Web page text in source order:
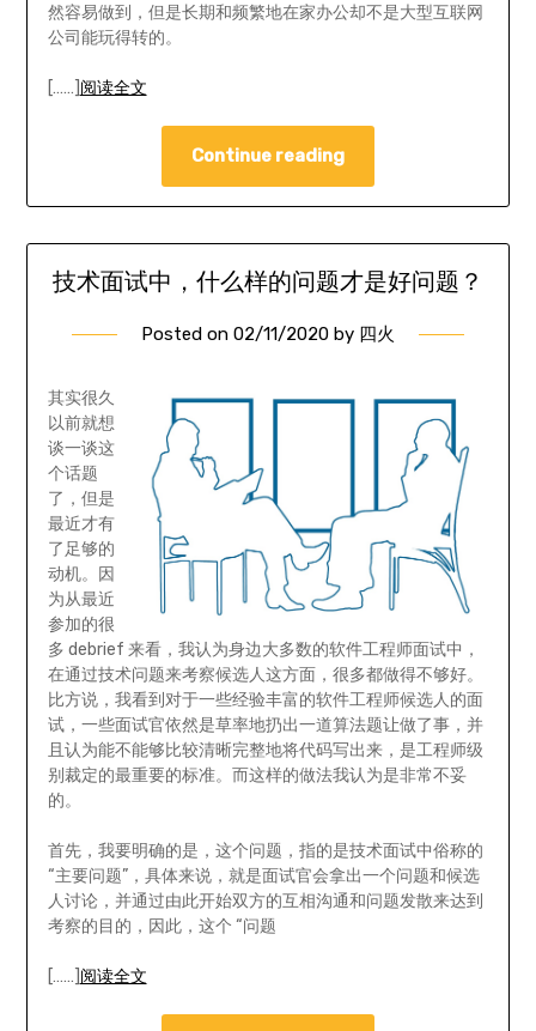
然容易做到，但是长期和频繁地在家办公却不是大型互联网
公司能玩得转的。
[……] 阅读全文
Continue reading
技术面试中，什么样的问题才是好问题？
Posted on 02/11/2020 by 四火
其实很久
以前就想
谈一谈这
个话题
了，但是
最近才有
了足够的
动机。因
为从最近
参加的很
多 debrief 来看，我认为身边大多数的软件工程师面试中，
在通过技术问题来考察候选人这方面，很多都做得不够好。
比方说，我看到对于一些经验丰富的软件工程师候选人的面
试，一些面试官依然是草率地扔出一道算法题让做了事，并
且认为能不能够比较清晰完整地将代码写出来，是工程师级
别裁定的最重要的标准。而这样的做法我认为是非常不妥
的。
首先，我要明确的是，这个问题，指的是技术面试中俗称的
“主要问题”，具体来说，就是面试官会拿出一个问题和候选
人讨论，并通过由此开始双方的互相沟通和问题发散来达到
考察的目的，因此，这个 “问题
[……] 阅读全文